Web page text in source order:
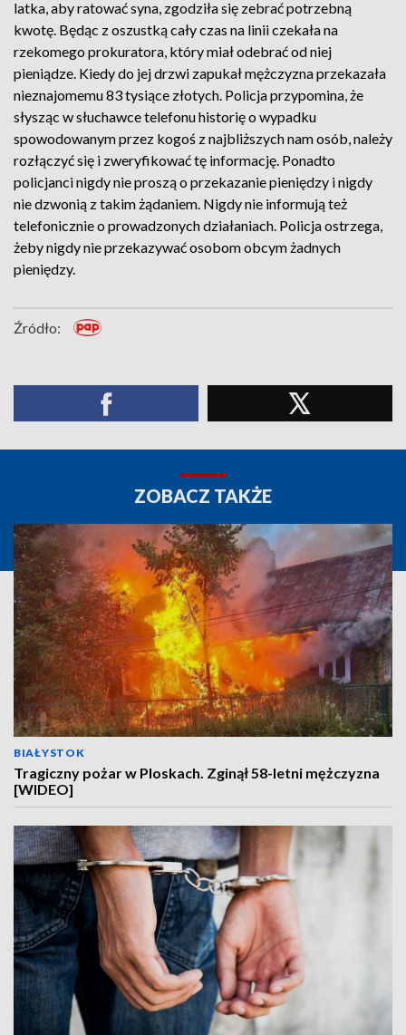
latka, aby ratować syna, zgodziła się zebrać potrzebną
kwotę. Będąc z oszustką cały czas na linii czekała na
rzekomego prokuratora, który miał odebrać od niej
pieniądze. Kiedy do jej drzwi zapukał mężczyzna przekazała
nieznajomemu 83 tysiące złotych. Policja przypomina, że
słysząc w słuchawce telefonu historię o wypadku
spowodowanym przez kogoś z najbliższych nam osób, należy
rozłączyć się i zweryfikować tę informację. Ponadto
policjanci nigdy nie proszą o przekazanie pieniędzy i nigdy
nie dzwonią z takim żądaniem. Nigdy nie informują też
telefonicznie o prowadzonych działaniach. Policja ostrzega,
żeby nigdy nie przekazywać osobom obcym żadnych
pieniędzy.
Źródło:
ZOBACZ TAKŻE
BIAŁYSTOK
Tragiczny pożar w Ploskach. Zginął 58-letni mężczyzna
[WIDEO]